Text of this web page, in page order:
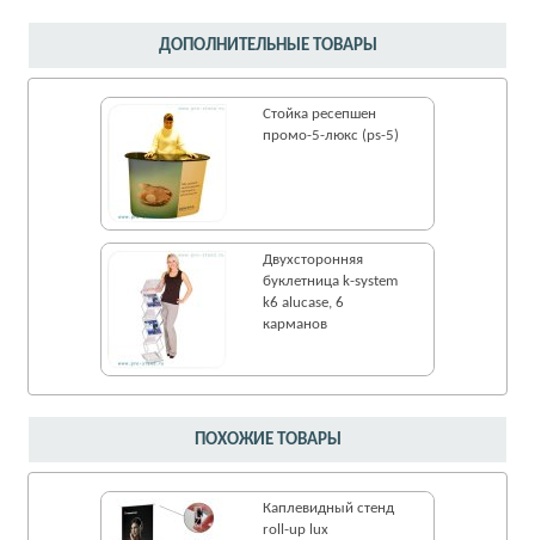
ПОХОЖИЕ ТОВАРЫ
Каплевидный стенд
roll-up lux
ДОПОЛНИТЕЛЬНЫЕ ТОВАРЫ
Стойка ресепшен
промо-5-люкс (ps-5)
Двухсторонняя
буклетница k-system
k6 alucase, 6
карманов